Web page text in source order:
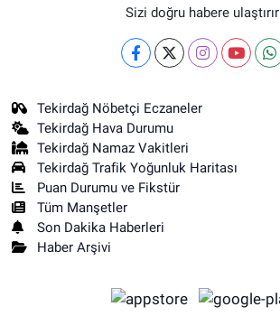
Sizi doğru habere ulaştırır
Tekirdağ Nöbetçi Eczaneler
Tekirdağ Hava Durumu
Tekirdağ Namaz Vakitleri
Tekirdağ Trafik Yoğunluk Haritası
Puan Durumu ve Fikstür
Tüm Manşetler
Son Dakika Haberleri
Haber Arşivi